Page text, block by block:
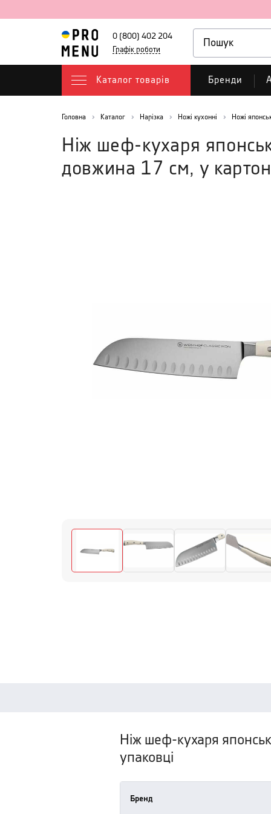
0 (800) 402 204
Графік роботи
Каталог товарів Бренди
Головна Каталог Нарізка Ножі кухонні Ножі
Ніж шеф-кухаря
довжина 17 см, у
Ніж шеф-кухаря
упаковці
Бренд